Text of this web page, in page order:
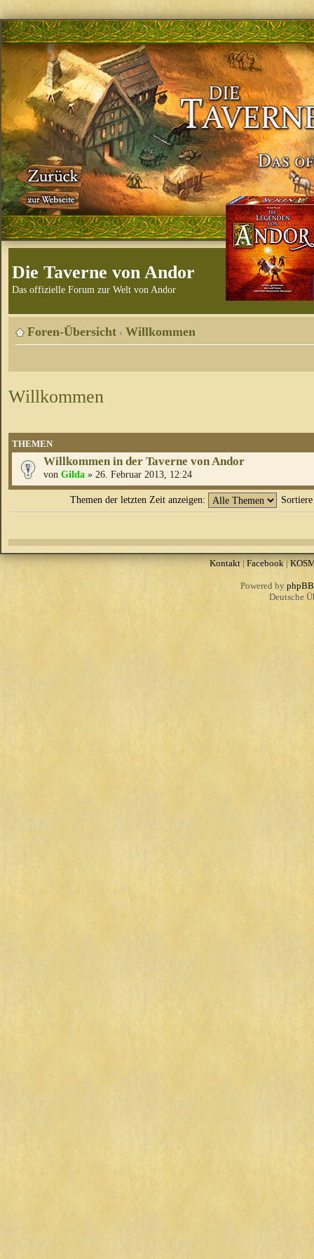
Die Taverne von Andor
Das offizielle Forum zur Welt von Andor
Foren-Übersicht ‹ Willkommen
Willkommen
THEMEN
Willkommen in der Taverne von Andor
von Gilda » 26. Februar 2013, 12:24
Themen der letzten Zeit anzeigen:
Kontakt|Facebook|
Powered by phpBB
Deutsche